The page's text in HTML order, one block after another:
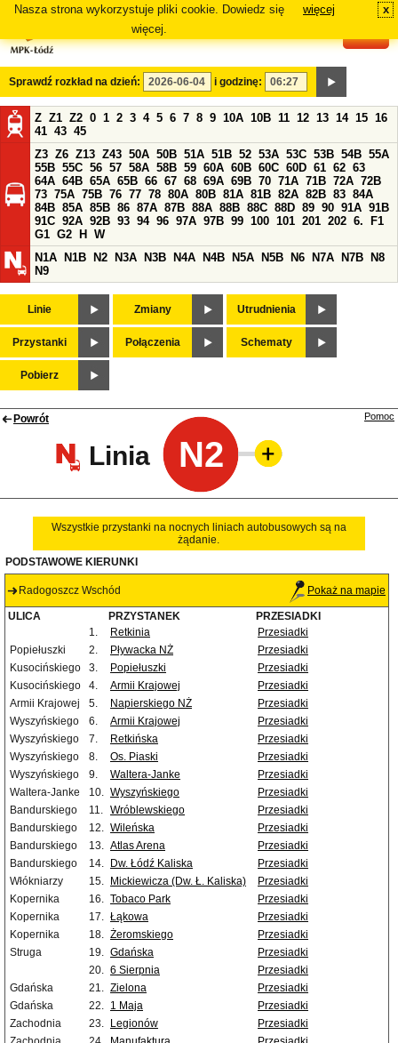
Nasza strona wykorzystuje pliki cookie. Dowiedz się
więcej.
więcej x
Sprawdź rozkład na dzień: i godzinę:
Z Z1 Z2 0 1 2 3 4 5 6 7 8 9 10A 10B 11 12 13 14 15 16
41 43 45
Z3 Z6 Z13 Z43 50A 50B 51A 51B 52 53A 53C 53B 54B 55A
55B 55C 56 57 58A 58B 59 60A 60B 60C 60D 61 62 63
64A 64B 65A 65B 66 67 68 69A 69B 70 71A 71B 72A 72B
73 75A 75B 76 77 78 80A 80B 81A 81B 82A 82B 83 84A
84B 85A 85B 86 87A 87B 88A 88B 88C 88D 89 90 91A 91B
91C 92A 92B 93 94 96 97A 97B 99 100 101 201 202 6.
F1
G1 G2 H
W
N1A
N1B N2 N3A N3B N4A N4B N5A N5B N6 N7A N7B
N8
N9
Linie Zmiany Utrudnienia
Przystanki Połączenia Schematy
Pobierz
Powrót
Linia N2
Pomoc
Wszystkie przystanki na nocnych liniach autobusowych są na
żądanie.
PODSTAWOWE KIERUNKI
Radogoszcz Wschód Pokaż na mapie
ULICA PRZYSTANEK
PRZESIADKI
1.
Retkinia
Przesiadki
Popiełuszki
2. Pływacka NŻ
Przesiadki
Kusocińskiego
3. Popiełuszki
Przesiadki
Kusocińskiego
4. Armii Krajowej
Przesiadki
Armii Krajowej
5. Napierskiego NŻ
Przesiadki
Wyszyńskiego
6. Armii Krajowej
Przesiadki
Wyszyńskiego
7. Retkińska
Przesiadki
Wyszyńskiego
8. Os. Piaski
Przesiadki
Wyszyńskiego
9. Waltera-Janke
Przesiadki
Waltera-Janke
10. Wyszyńskiego
Przesiadki
Bandurskiego
11. Wróblewskiego
Przesiadki
Bandurskiego
12. Wileńska
Przesiadki
Bandurskiego
13. Atlas Arena
Przesiadki
Bandurskiego
14. Dw. Łódź Kaliska
Przesiadki
Włókniarzy
15. Mickiewicza (Dw. Ł. Kaliska)
Przesiadki
Kopernika
16. Tobaco Park
Przesiadki
Kopernika
17. Łąkowa
Przesiadki
Kopernika
18. Żeromskiego
Przesiadki
Struga
19. Gdańska
Przesiadki
20. 6 Sierpnia
Przesiadki
Gdańska
21. Zielona
Przesiadki
Gdańska
22. 1 Maja
Przesiadki
Zachodnia
23. Legionów
Przesiadki